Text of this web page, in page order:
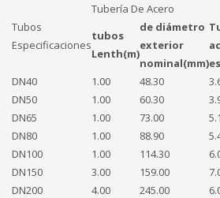
Tubos
Especificaciones
Tubería De Acero
tubos
Lenth(m)
de diámetro
exterior
nominal(mm)
DN40
1.00 48.30
DN50
1.00 60.30
DN65
1.00 73.00
DN80
1.00 88.90
DN100
1.00 114.30
DN150
3.00 159.00
DN200
4.00 245.00